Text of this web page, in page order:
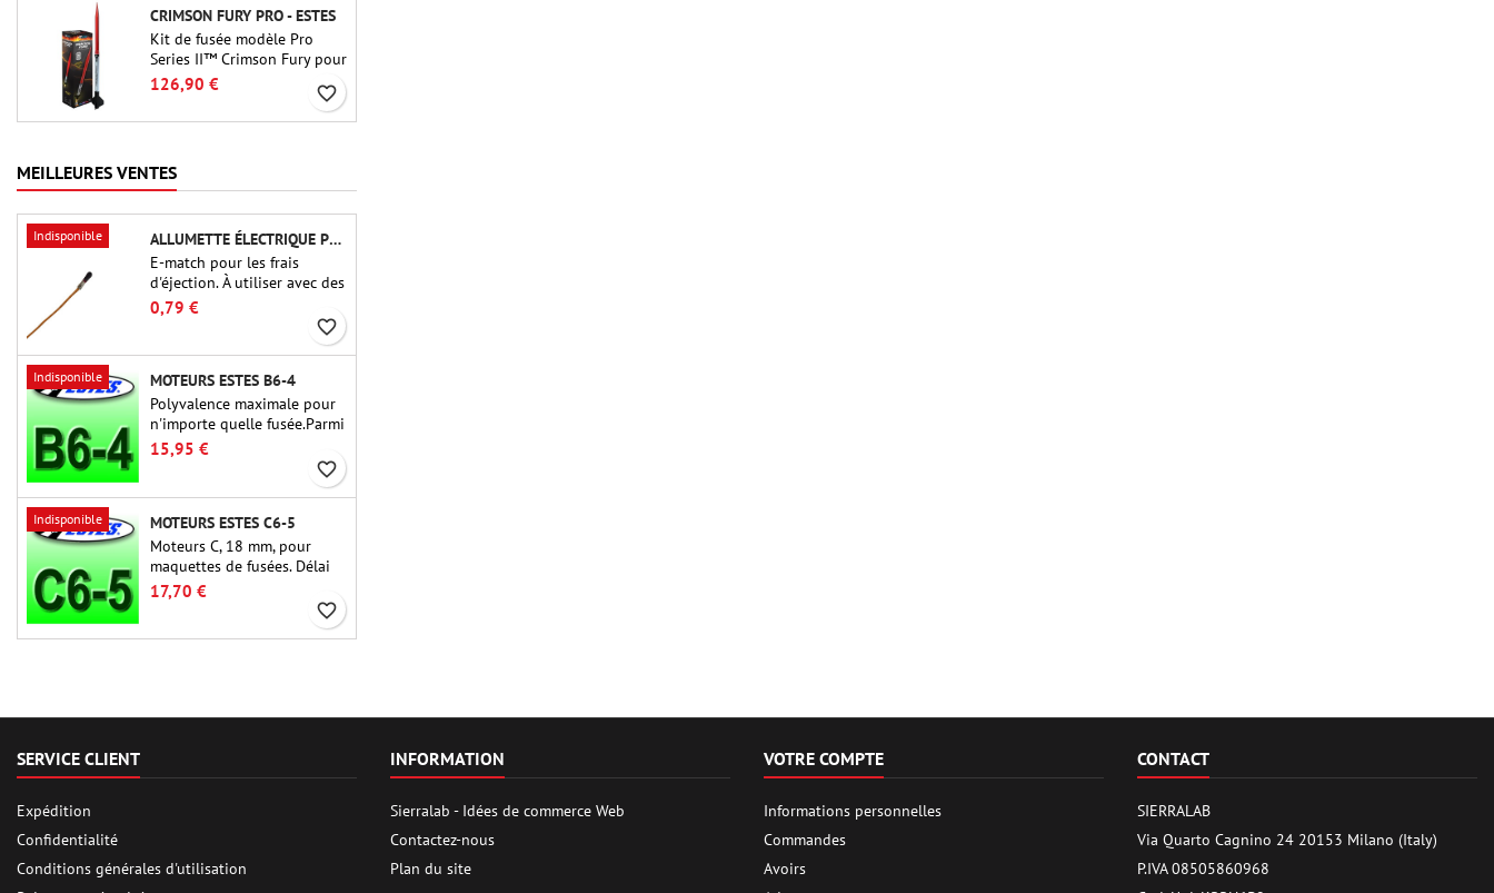
CRIMSON FURY PRO - ESTES
Kit de fusée modèle Pro
Series II™ Crimson Fury pour
moteurs de 29 mm de type
fuséologues confirmés, le
atterrissages en douceur et
construction aussi raffinée
que les vols eux-mêmes.
126,90 € favorite_border
MEILLEURES VENTES
Indisponible
ALLUMETTE ÉLECTRIQUE POUR CHARGE D'ÉJECTION
E-match pour les frais
d'éjection. À utiliser avec des
altimètres ou d'autres
appareils électroniques.
0,79 €
favorite_border
Indisponible
MOTEURS ESTES B6-4
Polyvalence maximale pour
n'importe quelle fusée.Parmi
les moteurs de fusée les plus
utilisés à ce jour, l'Estes B6-
4 est le moteur adapté à la
plus grande majorité des
fusées Estes et similaires.
15,95 €
favorite_border
Indisponible
MOTEURS ESTES C6-5
Moteurs C, 18 mm, pour
maquettes de fusées. Délai
de 5 secondes, pour les
fusées à un étage.
17,70 €
favorite_border
SERVICE CLIENT
Expédition
Confidentialité
Conditions générales d'utilisation
INFORMATION
Sierralab - Idées de commerce Web
Contactez-nous
Plan du site
VOTRE COMPTE
Informations personnelles
Commandes
Avoirs
CONTACT
SIERRALAB
Via Quarto Cagnino 24 20153 Milano (Italy)
P.IVA 08505860968